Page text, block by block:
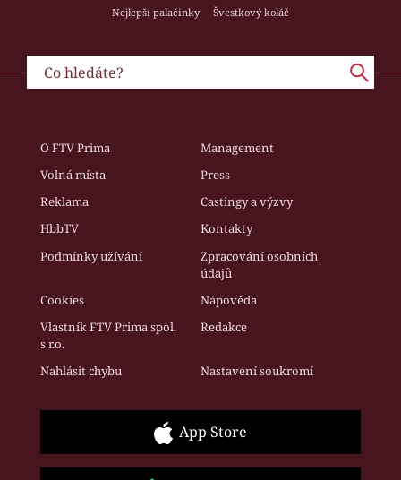
Nejlepší palačinky
Švestkový koláč
O FTV Prima
Management
Volná místa
Press
Reklama
Castingy a výzvy
HbbTV
Kontakty
Podmínky užívání
Zpracování osobních
údajů
Cookies
Nápověda
Vlastník FTV Prima spol.
s r.o.
Redakce
Nahlásit chybu Nastavení soukromí
App Store